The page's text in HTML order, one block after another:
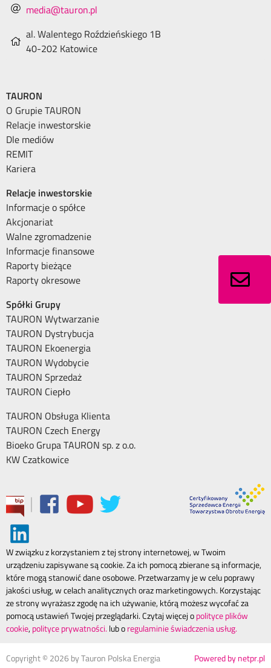
media@tauron.pl
al. Walentego Roździeńskiego 1B
40-202 Katowice
TAURON
O Grupie TAURON
Relacje inwestorskie
Dle mediów
REMIT
Kariera
Relacje inwestorskie
Informacje o spółce
Akcjonariat
Walne zgromadzenie
Informacje finansowe
Raporty bieżące
Raporty okresowe
Spółki Grupy
TAURON Wytwarzanie
TAURON Dystrybucja
TAURON Ekoenergia
TAURON Wydobycie
TAURON Sprzedaż
TAURON Ciepło
TAURON Obsługa Klienta
TAURON Czech Energy
Bioeko Grupa TAURON sp. z o.o.
KW Czatkowice
|
W związku z korzystaniem z tej strony internetowej, w Twoim
urządzeniu zapisywane są cookie. Za ich pomocą zbierane są informacje,
które mogą stanowić dane osobowe. Przetwarzamy je w celu poprawy
jakości usług, w celach analitycznych oraz marketingowych. Korzystając
ze strony wyrażasz zgodę na ich używanie, którą możesz wycofać za
pomocą ustawień Twojej przeglądarki. Czytaj więcej opolityce plików
cookie,polityce prywatności. lub oregulaminie świadczenia usług.
Copyright © 2026 by Tauron Polska Energia Powered by netpr.pl